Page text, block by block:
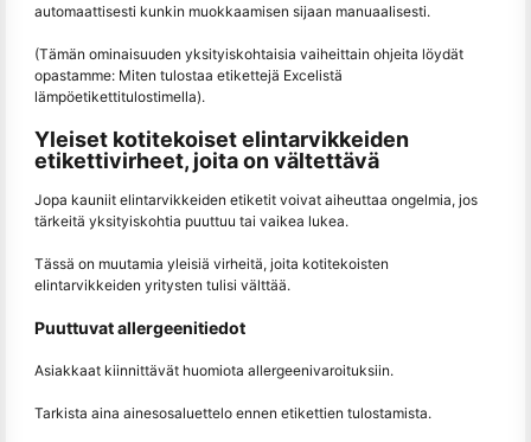
automaattisesti kunkin muokkaamisen sijaan manuaalisesti.
(Tämän ominaisuuden yksityiskohtaisia vaiheittain ohjeita löydät
opastamme: Miten tulostaa etikettejä Excelistä
lämpöetikettitulostimella).
Yleiset kotitekoiset elintarvikkeiden
etikettivirheet, joita on vältettävä
Jopa kauniit elintarvikkeiden etiketit voivat aiheuttaa ongelmia, jos
tärkeitä yksityiskohtia puuttuu tai vaikea lukea.
Tässä on muutamia yleisiä virheitä, joita kotitekoisten
elintarvikkeiden yritysten tulisi välttää.
Puuttuvat allergeenitiedot
Asiakkaat kiinnittävät huomiota allergeenivaroituksiin.
Tarkista aina ainesosaluettelo ennen etikettien tulostamista.